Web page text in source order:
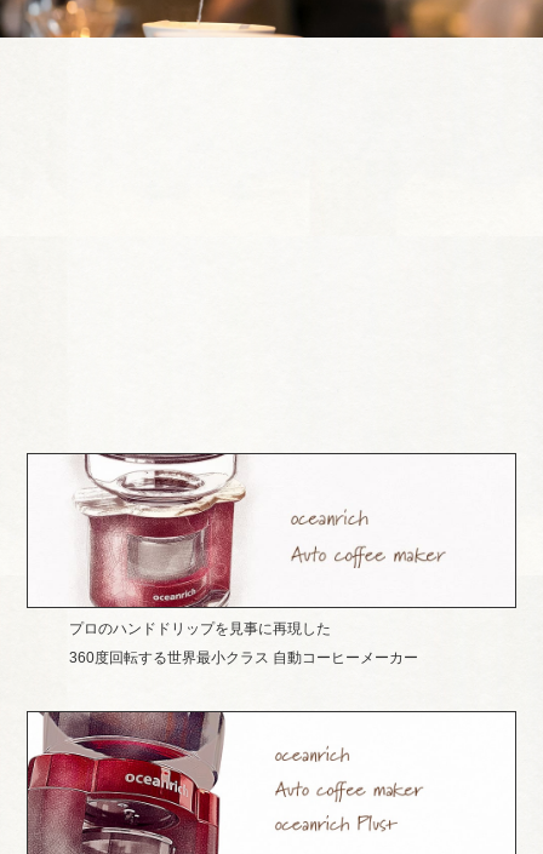
プロのハンドドリップを見事に再現した
360度回転する世界最小クラス 自動コーヒーメーカー